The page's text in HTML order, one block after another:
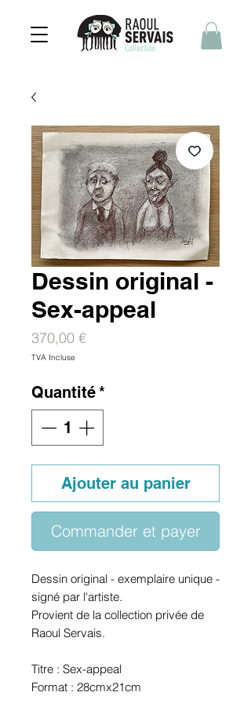
Dessin original -
Sex-appeal
370,00 €Prix
TVA Incluse
Quantité*
Ajouter au panier
Commander et payer
Dessin original - exemplaire unique -
signé par l'artiste.
Provient de la collection privée de
Raoul Servais.
Titre : Sex-appeal
Format : 28cmx21cm